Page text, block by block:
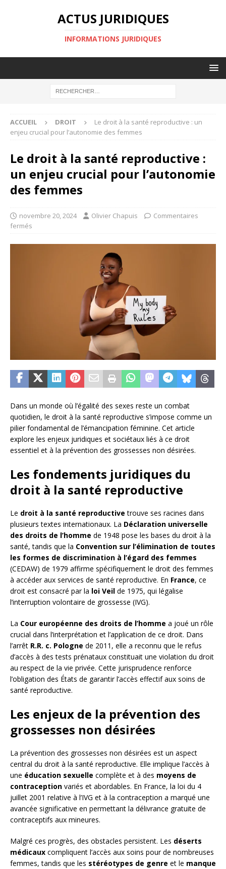
ACTUS JURIDIQUES
INFORMATIONS JURIDIQUES
ACCUEIL DROIT
Le droit à la santé reproductive : un
enjeu crucial pour l’autonomie des femmes
Le droit à la santé reproductive :
un enjeu crucial pour l’autonomie
des femmes
novembre 20, 2024 Olivier Chapuis
Commentaires
fermés
Dans un monde où l’égalité des sexes reste un combat
quotidien, le droit à la santé reproductive s’impose comme un
pilier fondamental de l’émancipation féminine. Cet article
explore les enjeux juridiques et sociétaux liés à ce droit
essentiel et à la prévention des grossesses non désirées.
Les fondements juridiques du
droit à la santé reproductive
Le droit à la santé reproductive trouve ses racines dans
plusieurs textes internationaux. La Déclaration universelle
des droits de l’homme de 1948 pose les bases du droit à la
santé, tandis que la Convention sur l’élimination de toutes
les formes de discrimination à l’égard des femmes
(CEDAW) de 1979 affirme spécifiquement le droit des femmes
à accéder aux services de santé reproductive. En France, ce
droit est consacré par la loi Veil de 1975, qui légalise
l’interruption volontaire de grossesse (IVG).
La Cour européenne des droits de l’homme a joué un rôle
crucial dans l’interprétation et l’application de ce droit. Dans
l’arrêt R.R. c. Pologne de 2011, elle a reconnu que le refus
d’accès à des tests prénataux constituait une violation du droit
au respect de la vie privée. Cette jurisprudence renforce
l’obligation des États de garantir l’accès effectif aux soins de
santé reproductive.
Les enjeux de la prévention des
grossesses non désirées
La prévention des grossesses non désirées est un aspect
central du droit à la santé reproductive. Elle implique l’accès à
une éducation sexuelle complète et à des moyens de
contraception variés et abordables. En France, la loi du 4
juillet 2001 relative à l’IVG et à la contraception a marqué une
avancée significative en permettant la délivrance gratuite de
contraceptifs aux mineures.
Malgré ces progrès, des obstacles persistent. Les déserts
médicaux compliquent l’accès aux soins pour de nombreuses
femmes, tandis que les stéréotypes de genre et le manque